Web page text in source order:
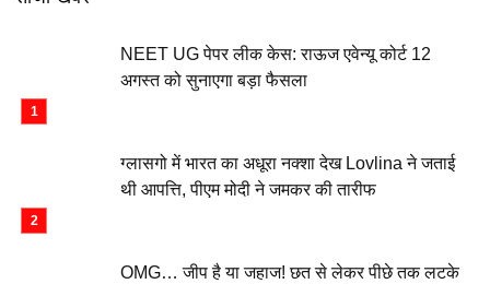
NEET UG पेपर लीक केस: राऊज एवेन्यू कोर्ट 12
अगस्त को सुनाएगा बड़ा फैसला
ग्लासगो में भारत का अधूरा नक्शा देख Lovlina ने जताई
थी आपत्ति, पीएम मोदी ने जमकर की तारीफ
OMG… जीप है या जहाज! छत से लेकर पीछे तक लटके